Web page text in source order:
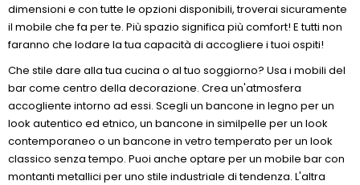
dimensioni e con tutte le opzioni disponibili, troverai sicuramente
il mobile che fa per te. Più spazio significa più comfort! E tutti non
faranno che lodare la tua capacità di accogliere i tuoi ospiti!
Che stile dare alla tua cucina o al tuo soggiorno? Usa i mobili del
bar come centro della decorazione. Crea un'atmosfera
accogliente intorno ad essi. Scegli un bancone in legno per un
look autentico ed etnico, un bancone in similpelle per un look
contemporaneo o un bancone in vetro temperato per un look
classico senza tempo. Puoi anche optare per un mobile bar con
montanti metallici per uno stile industriale di tendenza. L'altra